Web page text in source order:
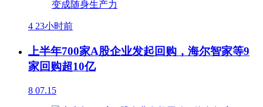
4 23小时前
上半年700家A股企业发起回购，海尔智家等9
家回购超10亿
8 07.15